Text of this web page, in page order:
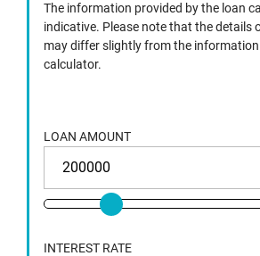
The information provided by the loan
indicative. Please note that the details
may differ slightly from the
calculator.
LOAN AMOUNT
INTEREST RATE